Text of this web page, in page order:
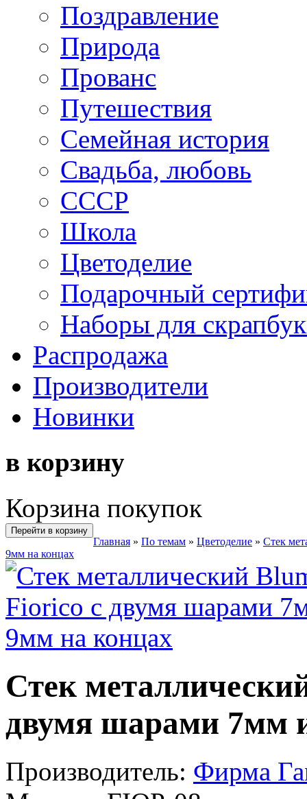
Поздравление
Природа
Прованс
Путешествия
Семейная история
Свадьба, любовь
СССР
Школа
Цветоделие
Подарочный
Наборы для
Распродажа
Производители
Новинки
в корзину
Корзина покупок
Перейти в корзину
Главная » По темам » Цветоделие » Стек
9мм на концах
Стек
двумя шарами 7мм
Производитель: Фирма